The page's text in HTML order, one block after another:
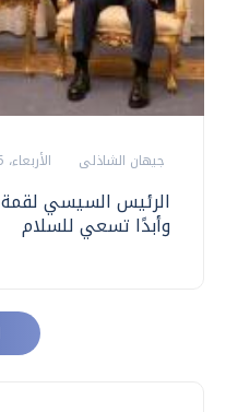
جيهان الشاذلى الأربعاء، 15 اكتوبر 2025 11:59 ص
الرئيس السيسي
وأبدًا تسعي للسلام